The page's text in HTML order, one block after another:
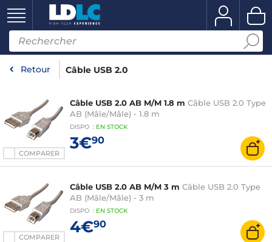
Retour Câble USB 2.0
COMPARER
Câble USB 2.0 AB M/M 1.8 m Câble USB 2.0 Type
AB (Mâle/Mâle) - 1.8 m
DISPO : EN STOCK
3€90
COMPARER
Câble USB 2.0 AB M/M 3 m Câble USB 2.0 Type
AB (Mâle/Mâle) - 3 m
DISPO : EN STOCK
4€90